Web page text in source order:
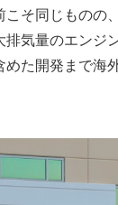
こそ同じものの
排気量のエンジ
めた開発まで海